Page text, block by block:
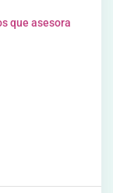
que asesora